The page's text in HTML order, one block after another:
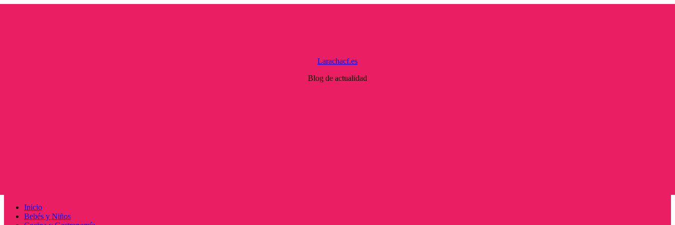
Larachacf.es
Blog de actualidad
Menú
principal
Inicio
Bebés y Niños